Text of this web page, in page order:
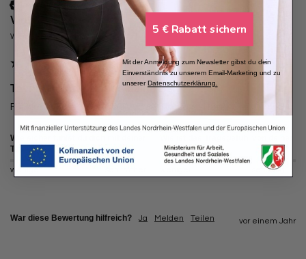
Verifizierter Kunde
Viola
Werder, Deutschland
Taynie Highwaist ultra beige Beige / L(40)
Für kleine Frauen sind sie zu hoch geschnitten.
Wie sicher fühlst du dich mit deiner
Taynie?
weniger sicher
Taynie?
War diese Bewertung hilfreich? Ja Melden Teilen vor einem Jahr
5 € Rabatt sichern
Mit der Anmeldung zum Newsletter gibst du dein
Einverständnis zu unserem Email-Marketing und zu
unsererDatenschutzerklärung